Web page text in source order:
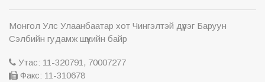
Монгол Улс Улаанбаатар хот Чингэлтэй дүүрэг Баруун
Сэлбийн гудамж шүүхийн байр
Утас: 11-320791, 70007277
Факс: 11-310678